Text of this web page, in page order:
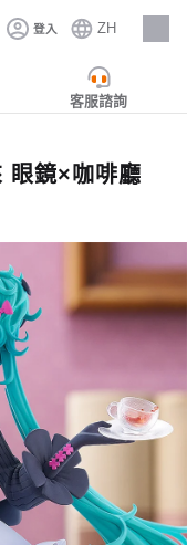
登入 ZH
人才招募
客服諮詢
眼鏡×咖啡廳